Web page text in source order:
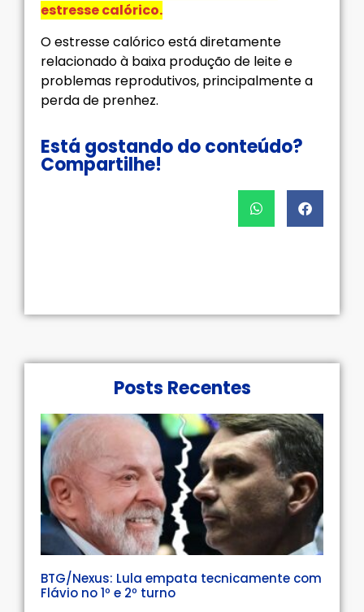
estresse calórico.
O estresse calórico está diretamente
relacionado à baixa produção de leite e
problemas reprodutivos, principalmente a
perda de prenhez.
Está gostando do conteúdo?
Compartilhe!
Posts Recentes
BTG/Nexus: Lula empata tecnicamente com
Flávio no 1º e 2º turno